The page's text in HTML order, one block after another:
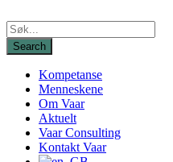
Kompetanse
Menneskene
Om Vaar
Aktuelt
Vaar Consulting
Kontakt Vaar